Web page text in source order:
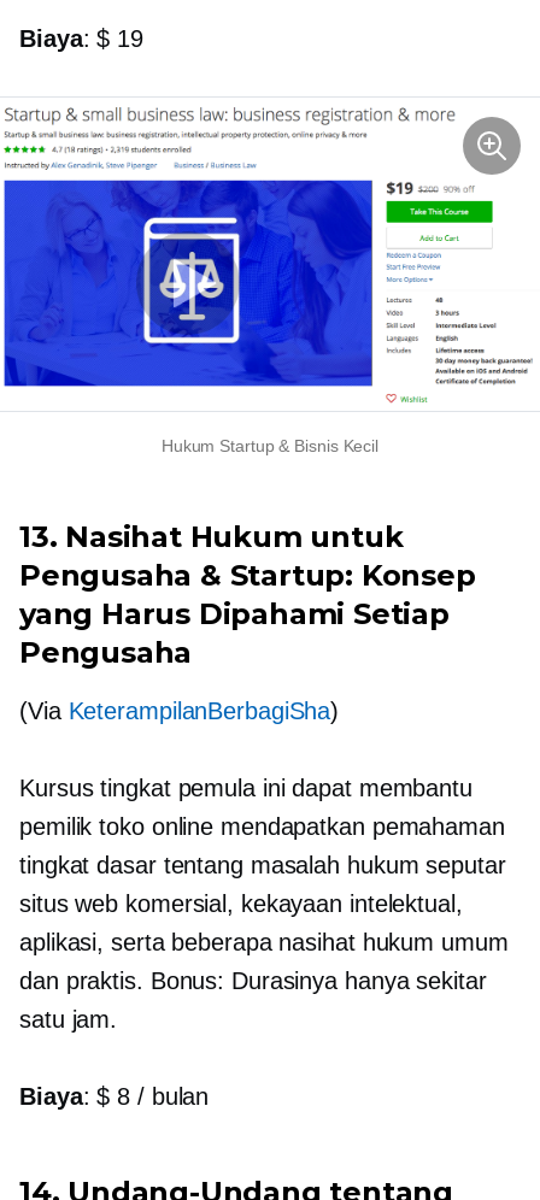
Biaya: $ 19
Hukum Startup & Bisnis Kecil
13. Nasihat Hukum untuk
Pengusaha & Startup: Konsep
yang Harus Dipahami Setiap
Pengusaha
(Via KeterampilanBerbagiSha)
Kursus tingkat pemula ini dapat membantu
pemilik toko online mendapatkan pemahaman
tingkat dasar tentang masalah hukum seputar
situs web komersial, kekayaan intelektual,
aplikasi, serta beberapa nasihat hukum umum
dan praktis. Bonus: Durasinya hanya sekitar
satu jam.
Biaya: $ 8 / bulan
14. Undang-Undang tentang